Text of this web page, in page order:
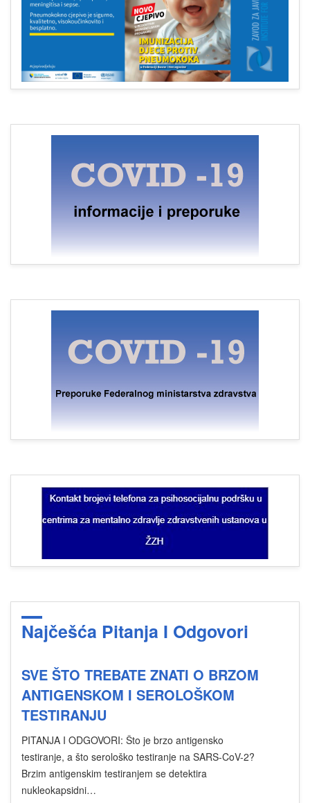
Najčešća Pitanja I Odgovori
SVE ŠTO TREBATE ZNATI O BRZOM
ANTIGENSKOM I SEROLOŠKOM
TESTIRANJU
PITANJA I ODGOVORI: Što je brzo antigensko
testiranje, a što serološko testiranje na SARS-CoV-2?
Brzim antigenskim testiranjem se detektira
nukleokapsidni…